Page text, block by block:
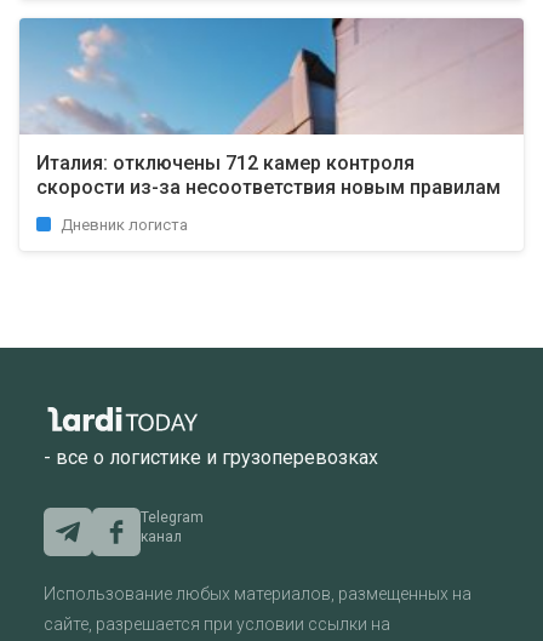
Италия: отключены 712 камер контроля
скорости из-за несоответствия новым правилам
Дневник логиста
- все о логистике и грузоперевозках
Telegram
канал
Использование любых материалов, размещенных на
сайте, разрешается при условии ссылки на